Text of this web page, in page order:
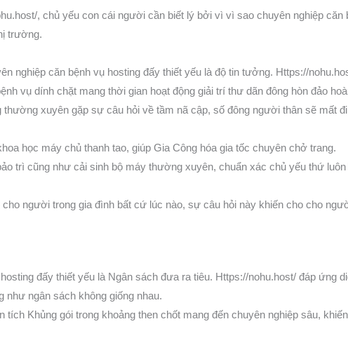
, chủ yếu con cái người cần biết lý bởi vì vì sao chuyên nghiệp căn
trường.
nghiệp căn bệnh vụ hosting đấy thiết yếu là độ tin tưởng. Https://
vụ dính chặt mang thời gian hoạt động giải trí thư dãn đông hòn đảo
xuyên gặp sự câu hỏi về tầm nã cập, số đông người thân sẽ mất
học máy chủ thanh tao, giúp Gia Công hóa gia tốc chuyên chở trang.
trì cũng như cải sinh bộ máy thường xuyên, chuẩn xác chủ yếu thứ
người trong gia đình bất cứ lúc nào, sự câu hỏi này khiến cho cho
đấy thiết yếu là Ngân sách đưa ra tiêu. Https://nohu.host/ đáp ứng
như ngân sách không giống nhau.
tích Khủng gói trong khoảng then chốt mang đến chuyên nghiệp sâu,